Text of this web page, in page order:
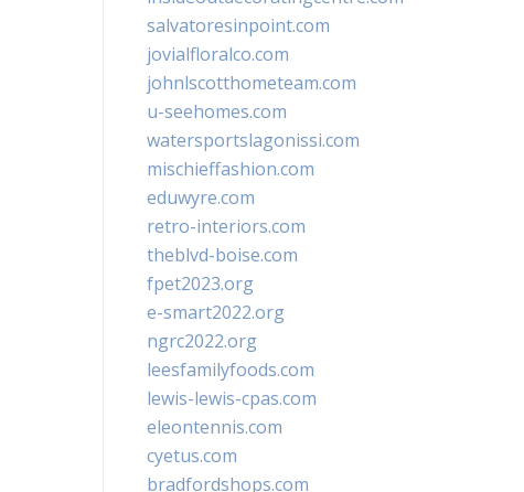
salvatoresinpoint.com
jovialfloralco.com
johnlscotthometeam.com
u-seehomes.com
watersportslagonissi.com
mischieffashion.com
eduwyre.com
retro-interiors.com
theblvd-boise.com
fpet2023.org
e-smart2022.org
ngrc2022.org
leesfamilyfoods.com
lewis-lewis-cpas.com
eleontennis.com
cyetus.com
bradfordshops.com